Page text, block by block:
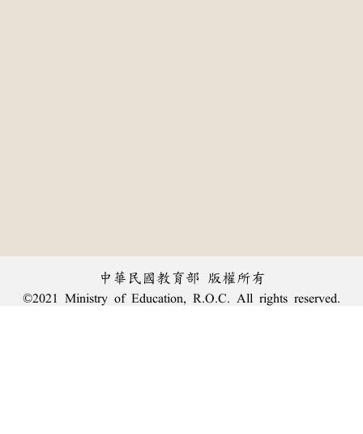
中華民國教育部 版權所有
©2021 Ministry of Education, R.O.C. All rights reserved.